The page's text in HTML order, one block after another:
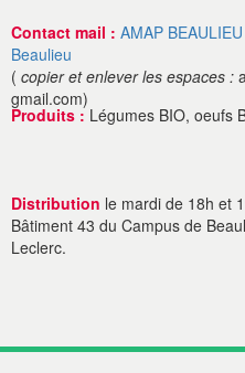
Contact mail : AMAP
Beaulieu
( copier et enlever les espaces :
gmail.com)
Produits : Légumes BIO, oeufs
Distribution le mardi de 18h et
Bâtiment 43 du Campus de
Leclerc.